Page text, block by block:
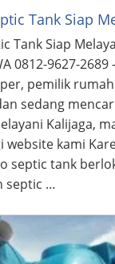
Tank Siap
Tank Siap
0812-9627-2689
pemilik
sedang
Kalijaga,
kami
septic tank
septic …